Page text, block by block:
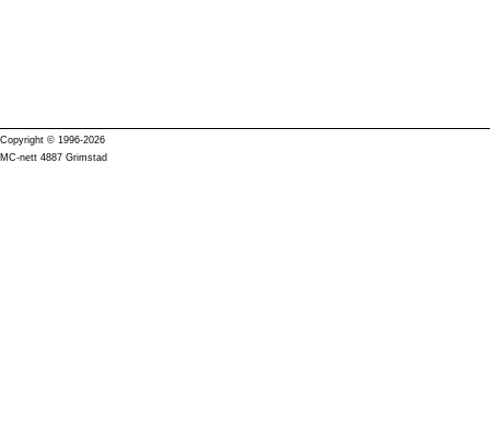
Copyright © 1996-2026
MC-nett 4887 Grimstad